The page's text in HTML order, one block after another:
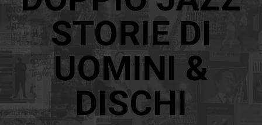
STORIE DI
UOMINI &
DISCHI